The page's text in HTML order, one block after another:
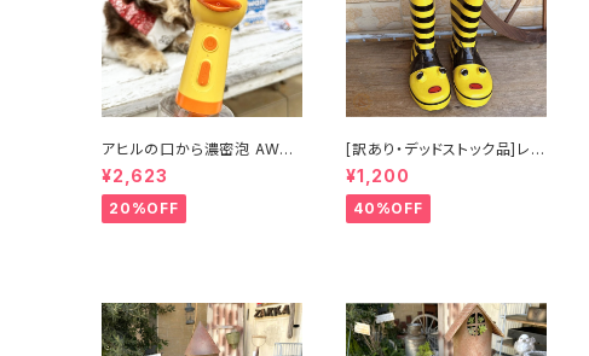
アヒルの口から濃密泡 AWAN
アワン ソープディスペンサー
USB充電式
¥2,623
20%OFF
[訳あり・デッドストック品]レイ
ンブーツ キッズ長靴 ミツバチ
17cm 子供 デッドストック
¥1,200
40%OFF